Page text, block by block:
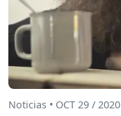
Noticias • OCT 29 / 2020